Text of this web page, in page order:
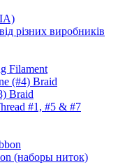
різних виробників
Filament
(#4) Braid
Braid
#1, #5 & #7
(наборы ниток)